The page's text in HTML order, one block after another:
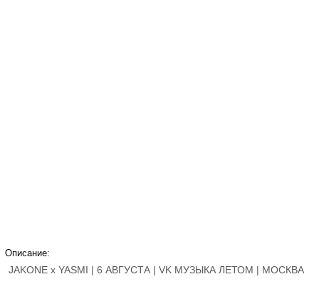
Описание:
JAKONE x YASMI | 6 АВГУСТА | VK МУЗЫКА ЛЕТОМ | МОСКВА